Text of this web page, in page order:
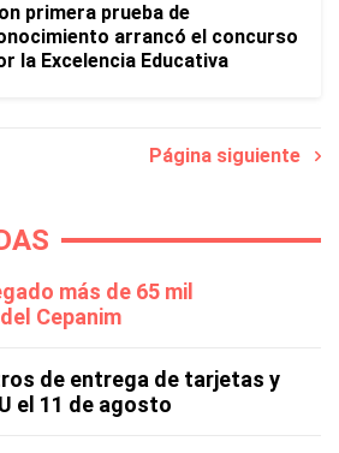
primera prueba de
arrancó el concurso
la Excelencia Educativa
Página siguiente
más de 65 mil
Cepanim
de entrega de tarjetas y
el 11 de agosto